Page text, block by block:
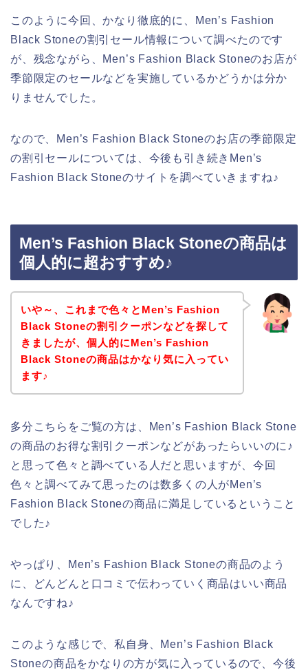
このように今回、かなり徹底的に、Men’s Fashion
Black Stoneの割引セール情報について調べたのです
が、残念ながら、Men’s Fashion Black Stoneのお店が
季節限定のセールなどを実施しているかどうかは分か
りませんでした。
なので、Men’s Fashion Black Stoneのお店の季節限定
の割引セールについては、今後も引き続きMen’s
Fashion Black Stoneのサイトを調べていきますね♪
Men’s Fashion Black Stoneの商品は
個人的に超おすすめ♪
いや～、これまで色々とMen’s Fashion
Black Stoneの割引クーポンなどを探して
きましたが、個人的にMen’s Fashion
Black Stoneの商品はかなり気に入ってい
ます♪
多分こちらをご覧の方は、Men’s Fashion Black Stone
の商品のお得な割引クーポンなどがあったらいいのに♪
と思って色々と調べている人だと思いますが、今回
色々と調べてみて思ったのは数多くの人がMen’s
Fashion Black Stoneの商品に満足しているということ
でした♪
やっぱり、Men’s Fashion Black Stoneの商品のよう
に、どんどんと口コミで伝わっていく商品はいい商品
なんですね♪
このような感じで、私自身、Men’s Fashion Black
Stoneの商品をかなりの方が気に入っているので、今後